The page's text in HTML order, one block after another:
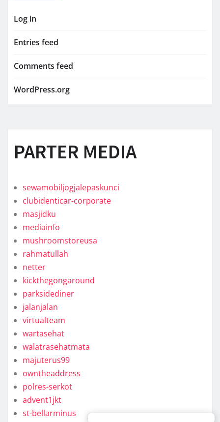
Log in
Entries feed
Comments feed
WordPress.org
PARTER MEDIA
sewamobiljogjalepaskunci
clubidenticar-corporate
masjidku
mediainfo
mushroomstoreusa
rahmatullah
netter
kickthegongaround
parksidediner
jalanjalan
virtualteam
wartasehat
walatrasehatmata
majuterus99
owntheaddress
polres-serkot
advent1jkt
st-bellarminus